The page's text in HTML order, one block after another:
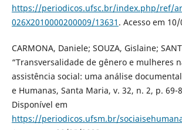
https://periodicos.ufsc.br/index.php/ref/
026X2010000200009/13631 . Acesso em
CARMONA, Daniele; SOUZA, Gislaine;
“Transversalidade de gênero e mulheres
assistência social: uma análise
e Humanas, Santa Maria, v. 32, n. 2, p. 69-
Disponível em
https://periodicos.ufsm.br/